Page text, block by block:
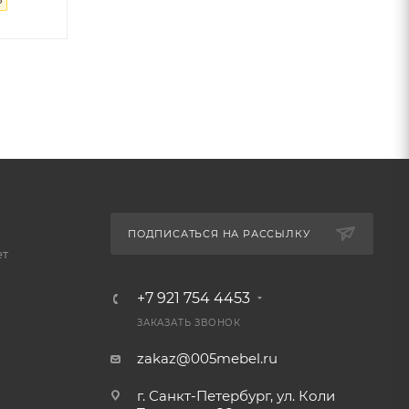
ПОДПИСАТЬСЯ НА РАССЫЛКУ
+7 921 754 4453
ЗАКАЗАТЬ ЗВОНОК
zakaz@005mebel.ru
г. Санкт-Петербург, ул. Коли